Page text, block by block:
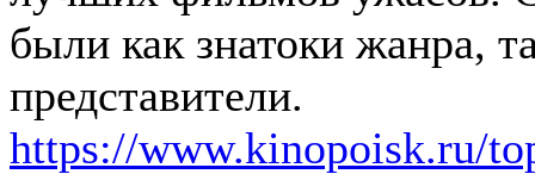
были как знатоки жанра,
представители.
https://www.kinopoisk.ru/